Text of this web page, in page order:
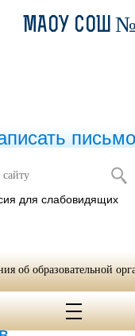
МАОУ СОШ
письмо
для слабовидящих
об образовательной